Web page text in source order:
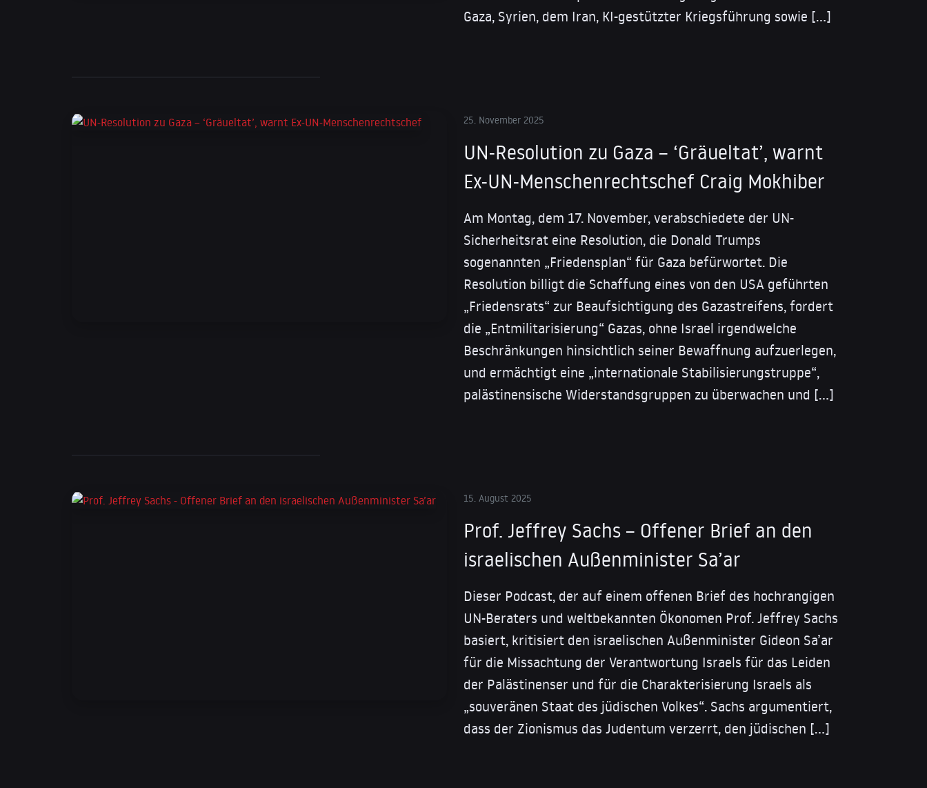
Gaza, Syrien, dem Iran, KI-gestützter Kriegsführung sowie […]
25. November 2025
UN-Resolution zu Gaza – ‘Gräueltat’, warnt
Ex-UN-Menschenrechtschef Craig Mokhiber
Am Montag, dem 17. November, verabschiedete der UN-
Sicherheitsrat eine Resolution, die Donald Trumps
sogenannten „Friedensplan“ für Gaza befürwortet. Die
Resolution billigt die Schaffung eines von den USA geführten
„Friedensrats“ zur Beaufsichtigung des Gazastreifens, fordert
die „Entmilitarisierung“ Gazas, ohne Israel irgendwelche
Beschränkungen hinsichtlich seiner Bewaffnung aufzuerlegen,
und ermächtigt eine „internationale Stabilisierungstruppe“,
palästinensische Widerstandsgruppen zu überwachen und […]
15. August 2025
Prof. Jeffrey Sachs – Offener Brief an den
israelischen Außenminister Sa’ar
Dieser Podcast, der auf einem offenen Brief des hochrangigen
UN-Beraters und weltbekannten Ökonomen Prof. Jeffrey Sachs
basiert, kritisiert den israelischen Außenminister Gideon Sa’ar
für die Missachtung der Verantwortung Israels für das Leiden
der Palästinenser und für die Charakterisierung Israels als
„souveränen Staat des jüdischen Volkes“. Sachs argumentiert,
dass der Zionismus das Judentum verzerrt, den jüdischen […]